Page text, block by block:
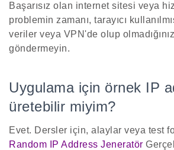
Başarısız olan internet sitesi veya
problemin zamanı, tarayıcı
veriler veya VPN'de olup
göndermeyin.
Uygulama için örnek IP
üretebilir miyim?
Evet. Dersler için, alaylar veya test
Random IP Address Jeneratör